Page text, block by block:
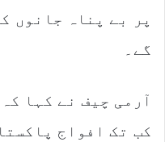
پر بے پناہ جانوں
گے۔
آرمی چیف نے کہا
کب تک افواج